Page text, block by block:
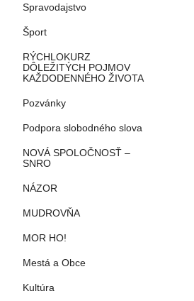
Spravodajstvo
Šport
RÝCHLOKURZ
DÔLEŽITÝCH POJMOV
KAŽDODENNÉHO ŽIVOTA
Pozvánky
Podpora slobodného slova
NOVÁ SPOLOČNOSŤ –
SNRO
NÁZOR
MUDROVŇA
MOR HO!
Mestá a Obce
Kultúra